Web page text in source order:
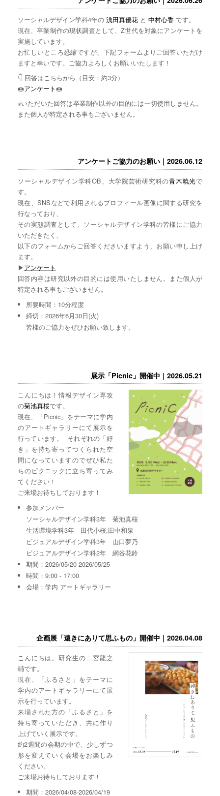
ソーシャルデザイン学科4年の 浅田真優花と 中村心香 です。
現在、卒業制作の現状調査として、Z世代を対象にアンケートを
実施しています。
お忙しいところ恐縮ですが、下記フォームよりご回答いただけ
ますと幸いです。ご協力よろしくお願いいたします！
👇 回答はこちらから（目安：約3分）
🍩アンケート🍩
※いただいた回答は卒業制作以外の目的には一切使用しません。
また個人が特定される事もございません。
アンケートご協力のお願い｜2026.06.12
ソーシャルデザイン学科OB、大学院芸術研究科の青木暁光で
す。
現在、SNSなどで利用されるプロフィール画像に関する研究を
行なっており、
その実態調査として、ソーシャルデザイン学科の皆様にご協力
いただきたく、
以下のフォームからご回答くださいますよう、お願い申し上げ
ます。
▶︎アンケート
回答内容は研究以外の目的には使用いたしません。また個人が
特定される事もございません。
所要時間：10分程度
締切：2026年6月30日(火)
皆様のご協力をぜひお願い致します。
展示「Picnic」開催中｜2026.05.21
こんにちは！情報デザイン専攻
の菊池真桜です。
現在、「Picnic」をテーマに学内
のアートギャラリーにて展示を
行っています。 それぞれの「好
き」を持ち寄ってつくられた空
間になっていますのでぜひ私た
ちのピクニックに立ち寄ってみ
てください！
ご来場お待ちしております！
参加メンバー
ソーシャルデザイン学科3年 菊池真桜
生活環境学科3年 田代小桜,田中和泉
ビジュアルデザイン学科3年 山口夢乃
ビジュアルデザイン学科2年 網谷花鈴
期間：2026/05/20-2026/05/25
時間：9:00 - 17:00
会場：学内 アートギャラリー
企画展「遠きにありて思ふもの」開催中｜2026.04.08
こんにちは。研究生の二宮龍之
輔です。
現在、「ふるさと」をテーマに
学内のアートギャラリーにて展
示を行っています。
来場された方の「ふるさと」を
持ち寄っていただき、共に作り
上げていく展示です。
約2週間の会期の中で、少しずつ
形を変えていく会場をお楽しみ
ください。
ご来場お待ちしております！
期間：2026/04/08-2026/04/19